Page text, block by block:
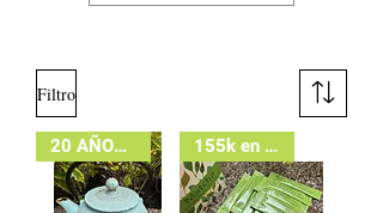
Filtro
20 AÑOS - OBSEQUIO 155k en Bodega